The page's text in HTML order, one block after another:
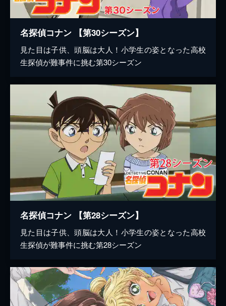
名探偵コナン 【第30シーズン】
見た目は子供、頭脳は大人！小学生の姿となった高校
生探偵が難事件に挑む第30シーズン
名探偵コナン 【第28シーズン】
見た目は子供、頭脳は大人！小学生の姿となった高校
生探偵が難事件に挑む第28シーズン